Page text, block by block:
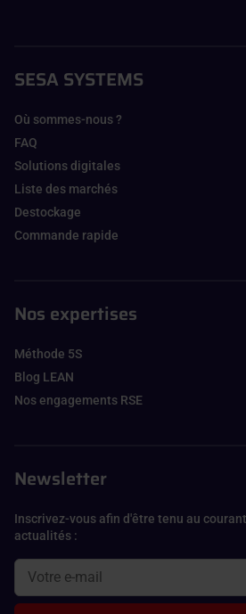
SESA SYSTEMS
Où sommes-nous ?
FAQ
Solutions digitales
Liste des marchés
Destockage
Commande rapide
Nos expertises
Méthode 5S
Blog LEAN
Nos engagements RSE
Newsletter
Inscrivez-vous afin d'être tenu au
actualités :